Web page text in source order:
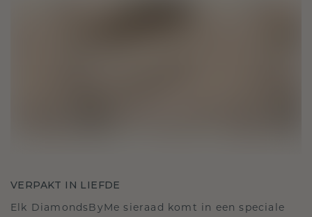
VERPAKT IN LIEFDE
Elk DiamondsByMe sieraad komt in een speciale